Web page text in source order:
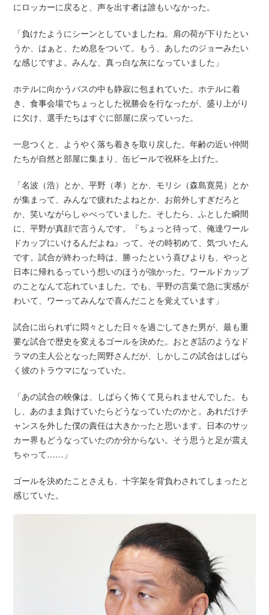
にロッカーに戻ると、声を出す者は誰もいなかった。
「負けたようにシーンとしていましたね。肩の荷が下りたとい
うか、はぁと、ため息をついて。もう、あしたのジョーみたい
な感じですよ。みんな、真っ白な灰になっていました」
ホテルに向かうバスの中も静寂に包まれていた。ホテルに着
き、食事会場でちょっとした祝勝会を行なったが、盛り上がり
に欠け、選手たちはすぐに部屋に戻っていった。
一息つくと、ようやく落ち着きを取り戻した。年齢の近い仲間
たちが自然と部屋に集まり、缶ビールで祝杯を上げた。
「名波（浩）とか、平野（孝）とか、モリシ（森島寛晃）とか
が集まって、みんなで疲れたよねとか、お前外しすぎだろと
か、笑いながらしゃべっていました。そしたら、ふとした瞬間
に、平野が真顔で言うんです。『ちょっと待って、俺達ワール
ドカップにいけるんだよね』って。その時初めて、気づいたん
です。試合が終わった時は、勝ったという喜びよりも、やっと
日本に帰れるっていう想いのほうが強かった。ワールドカップ
のことなんて忘れていました。でも、平野の言葉で急に実感が
わいて、ワーってみんなで喜んだことを覚えています」
試合に出られずに悶々とした日々を過ごしてきた男が、最も重
要な試合で歴史を変えるゴールを決めた。おとぎ話のようなド
ラマの主人公となった岡野さんだが、しかしこの試合はしばら
く彼のトラウマになっていた。
「あの試合の映像は、しばらく怖くて見られませんでした。も
し、あのまま負けていたらどうなっていたのかと。あれだけチ
ャンスを外した僕の責任は大きかったと思います。日本のサッ
カー界もどうなっていたのか分からない。そう思うと足が震え
ちゃって……」
ゴールを決めたことさえも、十字架を背負わされてしまったと
感じていた。